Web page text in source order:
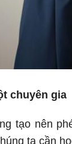
chuyên gia
tạo nên
ta cần